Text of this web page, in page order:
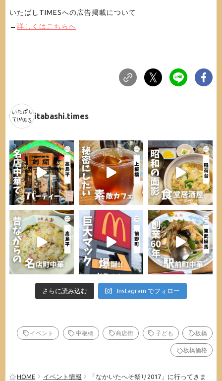
いたばしTIMESへの広告掲載について
→ 詳しくはこちらへ
itabashi.times
さらに読み込む Instagram でフォロー
イベント 中板橋 商店街 子ども 板橋
板橋価格
HOME イベント情報
「なかいたへそ祭り2017」に行ってきま